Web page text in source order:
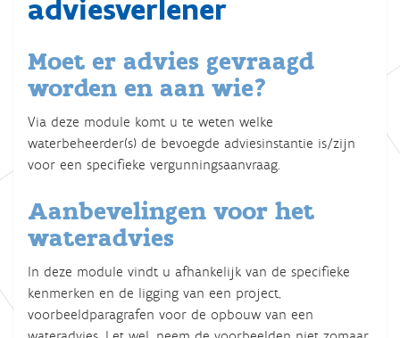
adviesverlener
Moet er advies gevraagd
worden en aan wie?
Via deze module komt u te weten welke
waterbeheerder(s) de bevoegde adviesinstantie is/zijn
voor een specifieke vergunningsaanvraag.
Aanbevelingen voor het
wateradvies
In deze module vindt u afhankelijk van de specifieke
kenmerken en de ligging van een project,
voorbeeldparagrafen voor de opbouw van een